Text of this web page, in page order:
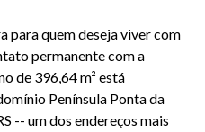
para quem deseja viver com
permanente com a
de 396,64 m² está
Península Ponta da
-- um dos endereços mais